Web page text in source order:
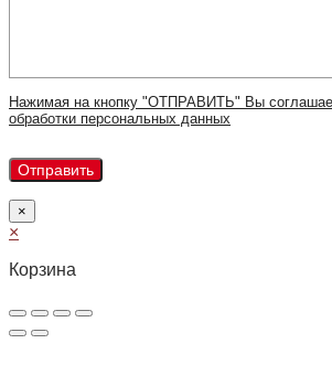
Нажимая на кнопку "ОТПРАВИТЬ" Вы
обработки персональных данных
×
×
Корзина